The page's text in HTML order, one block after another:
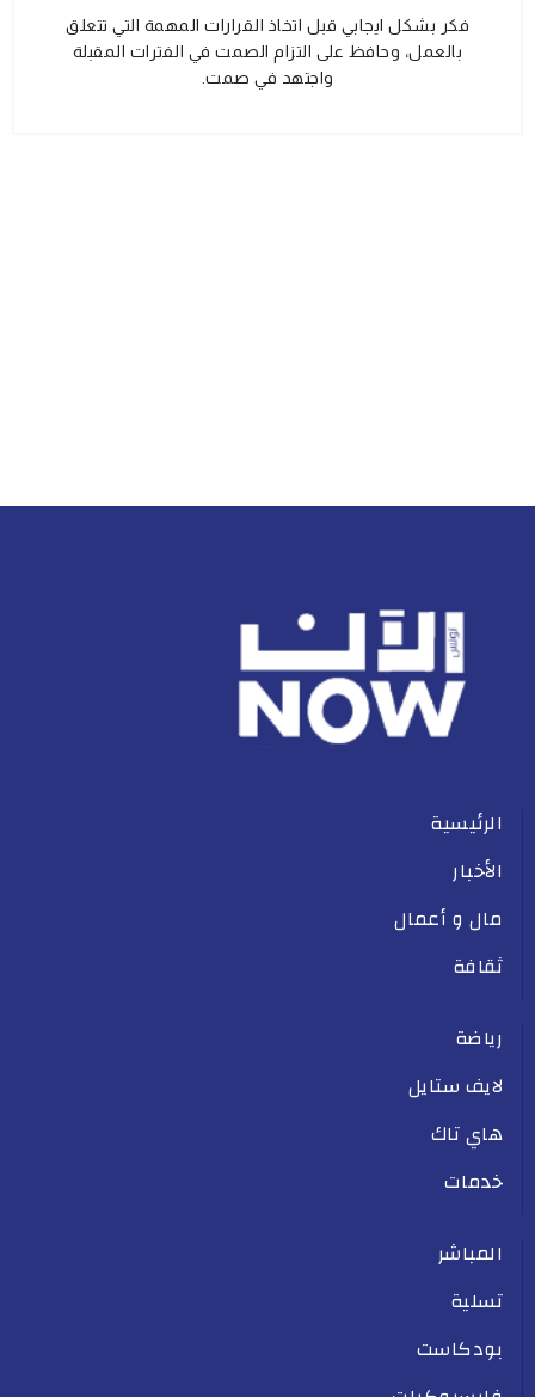
فكر بشكل ايجابي قبل اتخاذ القرارات المهمة التي تتعلق
بالعمل، وحافظ على التزام الصمت في الفترات المقبلة
واجتهد في صمت.
الرئيسية
الأخبار
مال و أعمال
ثقافة
رياضة
لايف ستايل
هاي تاك
خدمات
المباشر
تسلية
بودكاست